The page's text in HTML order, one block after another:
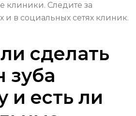
клиники. Следите за
и в социальных сетях клиник.
сделать
зуба
и есть ли